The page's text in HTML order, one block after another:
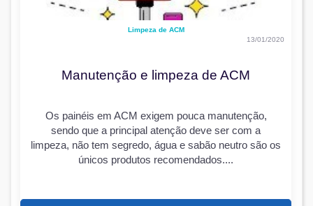
Limpeza de ACM
13/01/2020
Manutenção e limpeza de ACM
Os painéis em ACM exigem pouca manutenção,
sendo que a principal atenção deve ser com a
limpeza, não tem segredo, água e sabão neutro são os
únicos produtos recomendados....